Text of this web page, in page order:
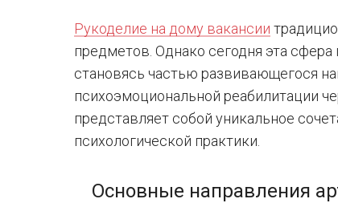
Рукоделие на дому вакансии
предметов. Однако сегодня эта
становясь частью развивающегося
психоэмоциональной реабилитации
представляет собой уникальное
психологической практики.
Основные направления